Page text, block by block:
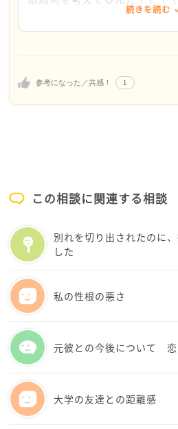
すが、そう思います。
参考になった／共感！ 1
してしまったんですね。
相手の事を理解しようとして
解不足だとか、そんな事では
事もあります。
あまり深く考えてしまうと、
おおかみさんの自分の時間が
ないかなと思います。
続きを読む
この相談に関連する相談
別れを切り出されたのに
した
私の性根の悪さ
元彼との今後について
大学の友達との距離感